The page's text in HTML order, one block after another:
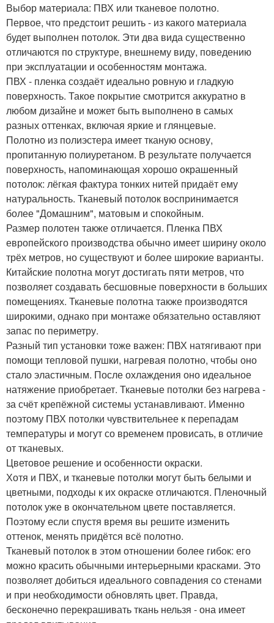
Выбор материала: ПВХ или тканевое полотно.
Первое, что предстоит решить - из какого материала
будет выполнен потолок. Эти два вида существенно
отличаются по структуре, внешнему виду, поведению
при эксплуатации и особенностям монтажа.
ПВХ - пленка создаёт идеально ровную и гладкую
поверхность. Такое покрытие смотрится аккуратно в
любом дизайне и может быть выполнено в самых
разных оттенках, включая яркие и глянцевые.
Полотно из полиэстера имеет тканую основу,
пропитанную полиуретаном. В результате получается
поверхность, напоминающая хорошо окрашенный
потолок: лёгкая фактура тонких нитей придаёт ему
натуральность. Тканевый потолок воспринимается
более "Домашним", матовым и спокойным.
Размер полотен также отличается. Пленка ПВХ
европейского производства обычно имеет ширину около
трёх метров, но существуют и более широкие варианты.
Китайские полотна могут достигать пяти метров, что
позволяет создавать бесшовные поверхности в больших
помещениях. Тканевые полотна также производятся
широкими, однако при монтаже обязательно оставляют
запас по периметру.
Разный тип установки тоже важен: ПВХ натягивают при
помощи тепловой пушки, нагревая полотно, чтобы оно
стало эластичным. После охлаждения оно идеальное
натяжение приобретает. Тканевые потолки без нагрева -
за счёт крепёжной системы устанавливают. Именно
поэтому ПВХ потолки чувствительнее к перепадам
температуры и могут со временем провисать, в отличие
от тканевых.
Цветовое решение и особенности окраски.
Хотя и ПВХ, и тканевые потолки могут быть белыми и
цветными, подходы к их окраске отличаются. Пленочный
потолок уже в окончательном цвете поставляется.
Поэтому если спустя время вы решите изменить
оттенок, менять придётся всё полотно.
Тканевый потолок в этом отношении более гибок: его
можно красить обычными интерьерными красками. Это
позволяет добиться идеального совпадения со стенами
и при необходимости обновлять цвет. Правда,
бесконечно перекрашивать ткань нельзя - она имеет